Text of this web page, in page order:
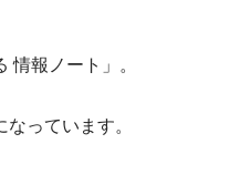
報ノート」。
っています。